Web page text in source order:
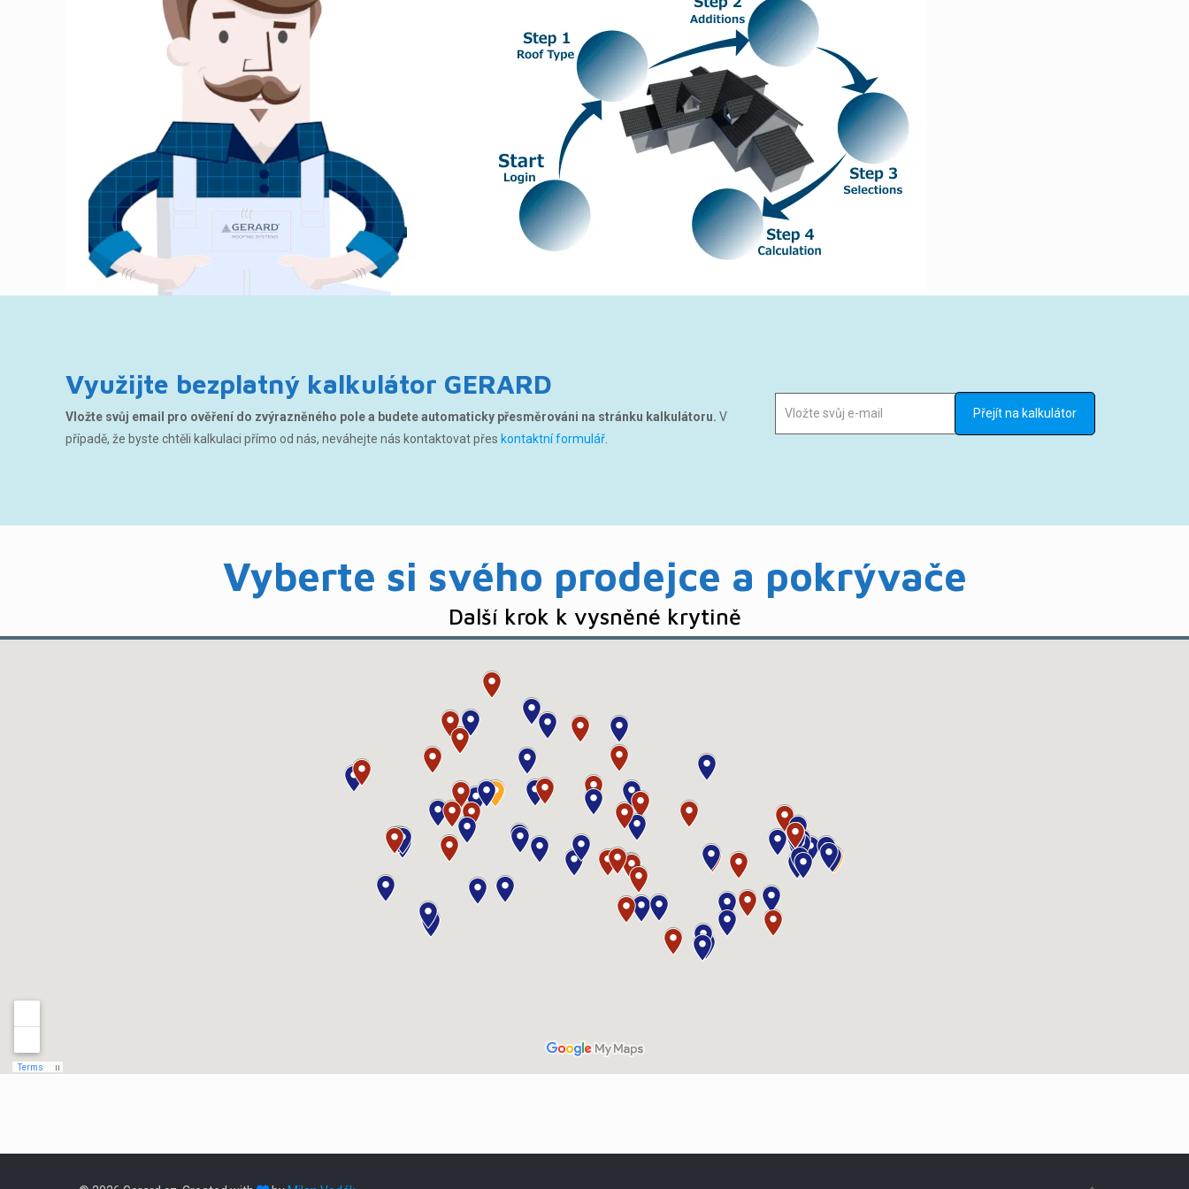
Využijte bezplatný kalkulátor GERARD
Vložte svůj email pro ověření do zvýrazněného pole a budete automaticky přesměrováni na stránku kalkulátoru. V
případě, že byste chtěli kalkulaci přímo od nás, neváhejte nás kontaktovat přes kontaktní formulář
Vyberte si svého prodejce a pokrývače
Další krok k vysněné krytině